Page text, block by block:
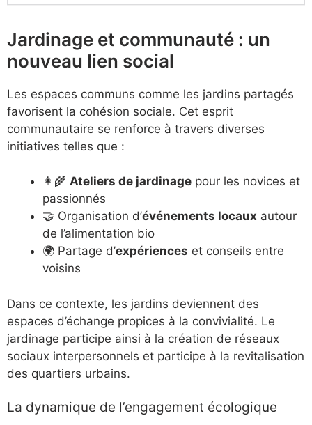
Jardinage et communauté : un
nouveau lien social
Les espaces communs comme les jardins partagés
favorisent la cohésion sociale. Cet esprit
communautaire se renforce à travers diverses
initiatives telles que :
👩‍🌾 Ateliers de jardinage pour les novices et
passionnés
🤝 Organisation d’événements locaux autour
de l’alimentation bio
🌍 Partage d’expériences et conseils entre
voisins
Dans ce contexte, les jardins deviennent des
espaces d’échange propices à la convivialité. Le
jardinage participe ainsi à la création de réseaux
sociaux interpersonnels et participe à la revitalisation
des quartiers urbains.
La dynamique de l’engagement écologique